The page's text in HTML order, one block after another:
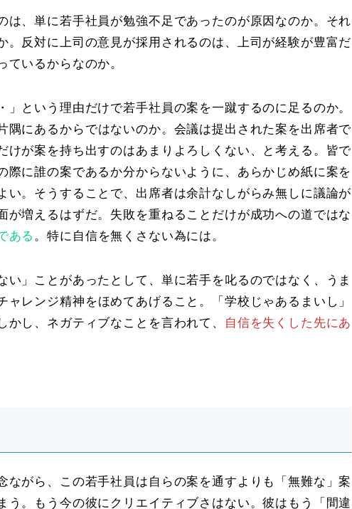
は、単に若手社員が勉強不足 であったのが原因なのか。それ
。反対に上司の意見が採用されるのは、上司が経験が豊富だ
ているからなのか。
」という理由だけで若手社員の案を一蹴するのに足るのか。
隅にあるからではないのか。会議は提出された案を出席者で
けが案を持ち出すのはあまりよろしくない、と考える。 皆で
際に誰の案であるか分からないように 、あらかじめ紙に案を
い。そうすることで、出席者は余計なしがらみ無しに議論が
が増えるはずだ。 失敗を重ねることだけが成功への道ではな
ある 。特に 自信を無くさない為には 。
い」ことがあったとして、単に若手を叱るのではなく、うま
ャレンジ精神をほめてあげる こと。「学校じゃあるまいし」
かし、ネガティブなことを言われて、
自信を失くした先にあ
ながら、この若手社員は自らの案を通すよりも「無難な」案
う。もう今の彼にクリエイティブさはない。彼はもう「間違